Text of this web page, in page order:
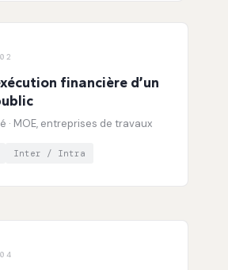
financière d’un
· MOE, entreprises de travaux
Inter / Intra